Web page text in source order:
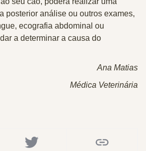
posterior análise ou outros exames,
ecografia abdominal ou
a determinar a causa do
Ana Matias
Médica Veterinária